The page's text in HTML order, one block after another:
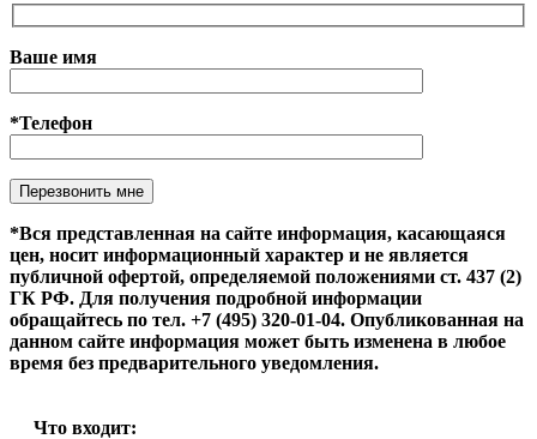
Ваше имя
*Телефон
Оставьте это поле пустым.
*Вся представленная на сайте информация, касающаяся
цен, носит информационный характер и не является
публичной офертой, определяемой положениями ст. 437 (2)
ГК РФ. Для получения подробной информации
обращайтесь по тел. +7 (495) 320-01-04. Опубликованная на
данном сайте информация может быть изменена в любое
время без предварительного уведомления.
Что входит: